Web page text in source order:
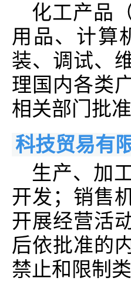
化工产品
用品、计算
装、调试、
理国内各类
相关部门批
科技贸易有
生产、加
开发；销售
开展经营活
后依批准的
禁止和限制